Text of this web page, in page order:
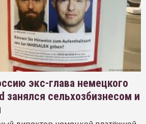
экс-глава немецкого
занялся сельхозбизнесом и